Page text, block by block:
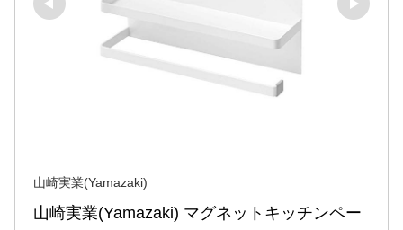
山崎実業(Yamazaki)
山崎実業(Yamazaki) マグネットキッチンペー